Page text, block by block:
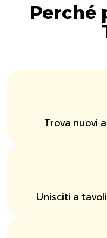
Perché
Trova nuovi
Unisciti a